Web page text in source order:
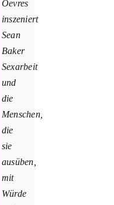
Oevres
inszeniert
Sean
Baker
Sexarbeit
und
die
Menschen,
die
sie
ausüben,
mit
Würde